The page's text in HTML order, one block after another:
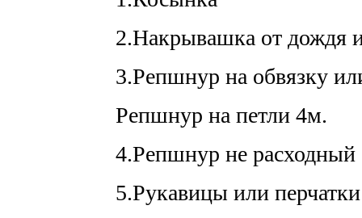
2.Накрывашка от дождя
3.Репшнур на обвязку
Репшнур на петли 4м.
4.Репшнур не
5.Рукавицы или